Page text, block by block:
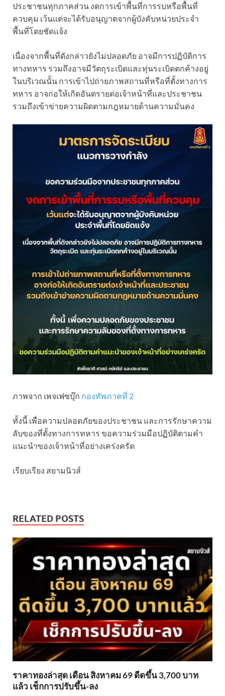
ประชาชนทุกภาคส่วน งดการเข้าพื้นที่การรบหรือพื้นที่
ควบคุม เว้นแต่จะได้รับอนุญาตจากผู้บังคับหน่วยประจำ
พื้นที่โดยชัดแจ้ง
เนื่องจากพื้นที่ดังกล่าวยังไม่ปลอดภัย อาจมีการปฏิบัติการ
ทางทหาร รวมถึงอาจมีวัตถุระเบิดและทุ่นระเบิดตกค้างอยู่
ในบริเวณนั้น การเข้าไปถ่ายภาพสถานที่หรือที่ตั้งทางการ
ทหาร อาจก่อให้เกิดอันตรายต่อเจ้าหน้าที่และประชาชน
รวมถึงเข้าข่ายความผิดตามกฎหมายด้านความมั่นคง
ภาพจาก เพจเฟซบุ๊ก กองทัพภาคที่ 2
ทั้งนี้ เพื่อความปลอดภัยของประชาชน และการรักษาความ
ลับของที่ตั้งทางการทหาร ขอความร่วมมือปฏิบัติตามคำ
แนะนำของเจ้าหน้าที่อย่างเคร่งครัด
เรียบเรียง สยามนิวส์
RELATED POSTS
ราคาทองล่าสุด เดือน สิงหาคม 69 ดีดขึ้น 3,700 บาท
แล้ว เช็กการปรับขึ้น-ลง